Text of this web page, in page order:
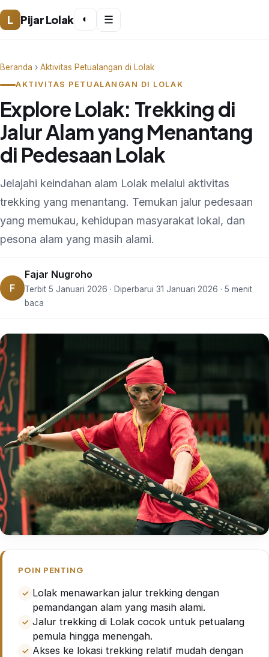
L Pijar Lolak ◐ ☰
Beranda › Aktivitas Petualangan di Lolak
AKTIVITAS PETUALANGAN DI LOLAK
Explore Lolak: Trekking di
Jalur Alam yang Menantang
di Pedesaan Lolak
Jelajahi keindahan alam Lolak melalui aktivitas
trekking yang menantang. Temukan jalur pedesaan
yang memukau, kehidupan masyarakat lokal, dan
pesona alam yang masih alami.
F
Fajar Nugroho
Terbit 5 Januari 2026 · Diperbarui 31 Januari 2026 · 5 menit
baca
POIN PENTING
Lolak menawarkan jalur trekking dengan
pemandangan alam yang masih alami.
Jalur trekking di Lolak cocok untuk petualang
pemula hingga menengah.
Akses ke lokasi trekking relatif mudah dengan